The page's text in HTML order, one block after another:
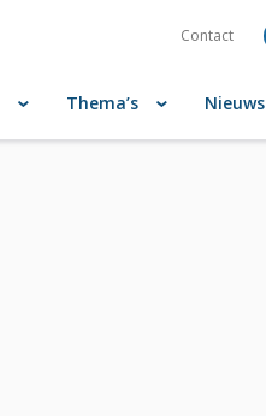
Contact
Thema’s Nieuws